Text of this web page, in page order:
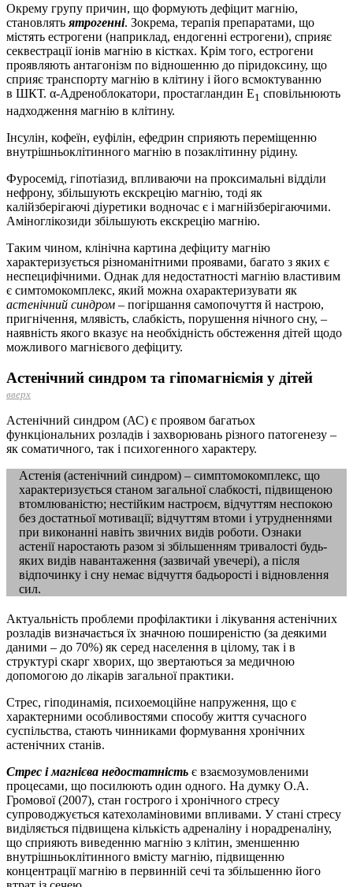
Окрему групу причин, що формують дефіцит магнію,
становлять ятрогенні. Зокрема, терапія препаратами, що
містять естрогени (наприклад, ендогенні естрогени), сприяє
секвестрації іонів магнію в кістках. Крім того, естрогени
проявляють антагонізм по відношенню до піридоксину, що
сприяє транспорту магнію в клітину і його всмоктуванню
в ШКТ. α-Адреноблокатори, простагландин Е1 сповільнюють
надходження магнію в клітину.
Інсулін, кофеїн, еуфілін, ефедрин сприяють переміщенню
внутрішньоклітинного магнію в позаклітинну рідину.
Фуросемід, гіпотіазид, впливаючи на проксимальні відділи
нефрону, збільшують екскрецію магнію, тоді як
калійзберігаючі діуретики водночас є і магнійзберігаючими.
Аміноглікозиди збільшують екскрецію магнію.
Таким чином, клінічна картина дефіциту магнію
характеризується різноманітними проявами, багато з яких є
неспецифічними. Однак для недостатності магнію властивим
є симтомокомплекс, який можна охарактеризувати як
астенічний синдром – погіршання самопочуття й настрою,
пригнічення, млявість, слабкість, порушення нічного сну, –
наявність якого вказує на необхідність обстеження дітей щодо
можливого магнієвого дефіциту.
Астенічний синдром та гіпомагніємія у дітей
вверх
Астенічний синдром (АС) є проявом багатьох
функціональних розладів і захворювань різного патогенезу –
як соматичного, так і психогенного характеру.
Астенія (астенічний синдром) – симптомокомплекс, що
характеризується станом загальної слабкості, підвищеною
втомлюваністю; нестійким настроєм, відчуттям неспокою
без достатньої мотивації; відчуттям втоми і утрудненнями
при виконанні навіть звичних видів роботи. Ознаки
астенії наростають разом зі збільшенням тривалості будь-
яких видів навантаження (зазвичай увечері), а після
відпочинку і сну немає відчуття бадьорості і відновлення
сил.
Актуальність проблеми профілактики і лікування астенічних
розладів визначається їх значною поширеністю (за деякими
даними – до 70%) як серед населення в цілому, так і в
структурі скарг хворих, що звертаються за медичною
допомогою до лікарів загальної практики.
Стрес, гіподинамія, психоемоційне напруження, що є
характерними особливостями способу життя сучасного
суспільства, стають чинниками формування хронічних
астенічних станів.
Стрес і магнієва недостатність є взаємозумовленими
процесами, що посилюють один одного. На думку О.А.
Громової (2007), стан гострого і хронічного стресу
супроводжується катехоламіновими впливами. У стані стресу
виділяється підвищена кількість адреналіну і норадреналіну,
що сприяють виведенню магнію з клітин, зменшенню
внутрішньоклітинного вмісту магнію, підвищенню
концентрації магнію в первинній сечі та збільшенню його